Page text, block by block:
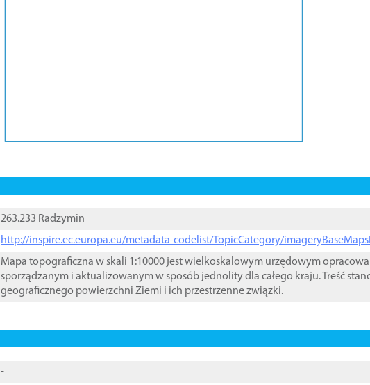
263.233 Radzymin
http://inspire.ec.europa.eu/metadata-codelist/TopicCategory/
Mapa topograficzna w skali 1:10000 jest wielkoskalowym urzędowym
sporządzanym i aktualizowanym w sposób jednolity dla całego kraju. Treść
geograficznego powierzchni Ziemi i ich przestrzenne związki.
-